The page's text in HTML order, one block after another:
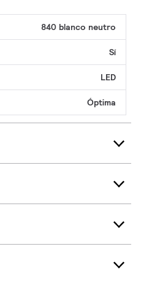
840 blanco neutro
Sí
LED
Óptima